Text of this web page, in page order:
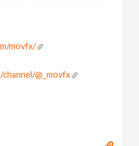
movfx/
@_movfx